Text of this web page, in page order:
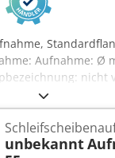
Aufnahme: Ø
nicht
unbekannt